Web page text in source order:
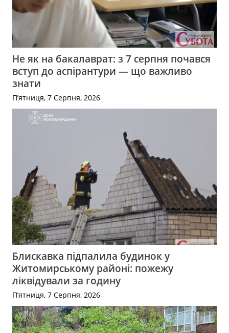
Не як на бакалаврат: з 7 серпня почався
вступ до аспірантури — що важливо
знати
П’ятниця, 7 Серпня, 2026
Блискавка підпалила будинок у
Житомирському районі: пожежу
ліквідували за годину
П’ятниця, 7 Серпня, 2026